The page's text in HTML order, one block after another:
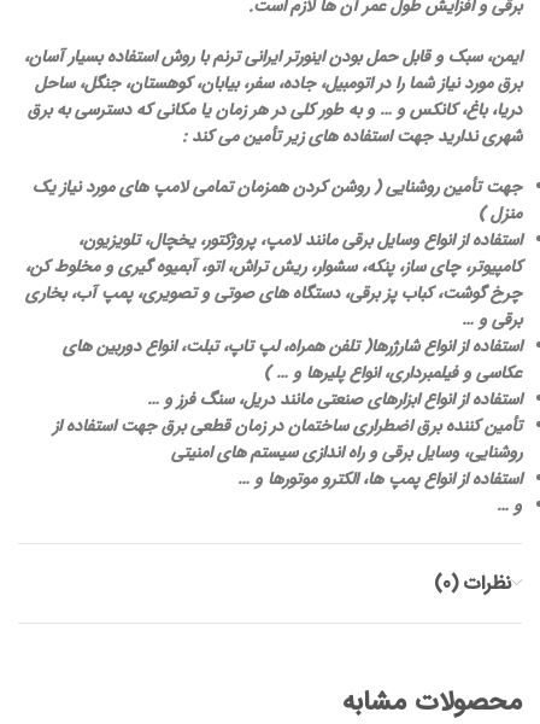
برقی و افزایش طول عمر آن ها لازم است.
ایمن، سبک و قابل حمل بودن اینورتر ایرانی ترنمبا روش استفاده بسیار آسان،
برق مورد نیاز شما را در اتومبیل، جاده، سفر، بیابان، کوهستان، جنگل، ساحل
دریا، باغ، کانکس و … و به طور کلی در هر زمان یا مکانی که دسترسی به برق
شهری ندارید جهت استفاده های زیر تأمین می کند :
جهت تأمین روشنایی ( روشن کردن همزمان تمامی لامپ های مورد نیاز یک
منزل )
استفاده از انواع وسایل برقی مانند لامپ، پروژکتور، یخچال، تلویزیون،
کامپیوتر، چای ساز، پنکه، سشوار، ریش تراش، اتو، آبمیوه گیری و مخلوط کن،
چرخ گوشت، کباب پز برقی، دستگاه های صوتی و تصویری، پمپ آب، بخاری
برقی و …
استفاده از انواع شارژرها( تلفن همراه، لپ تاپ، تبلت، انواع دوربین های
عکاسی و فیلمبرداری، انواع پلیرها و … )
استفاده از انواع ابزارهای صنعتی مانند دریل، سنگ فرز و …
تأمین کننده برق اضطراری ساختمان در زمان قطعی برق جهت استفاده از
روشنایی، وسایل برقی و راه اندازی سیستم های امنیتی
استفاده از انواع پمپ ها، الکترو موتورها و …
و …
نظرات (0)
محصولات مشابه